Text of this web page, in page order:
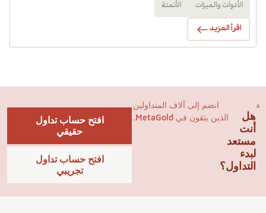
الأدوات والميزات الأتمتة
اقرأ المزيد
هل
أنت
مستعد
لبدء
التداول؟
انضم إلى آلاف المتداولين
الذين يثقون في MetaGold.
افتح حساب تداول
حقيقي
افتح حساب تداول
تجريبي